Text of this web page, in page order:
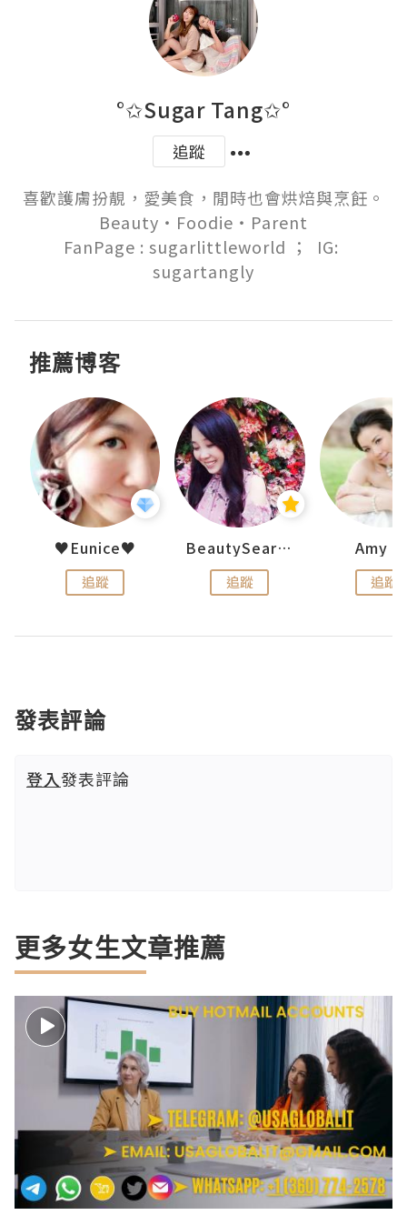
°✩Sugar Tang✩°
追蹤
喜歡護膚扮靚，愛美食，閒時也會烘焙與烹飪。
Beauty‧Foodie‧Parent
FanPage : sugarlittleworld ；  IG:
sugartangly
推薦博客
♥Eunice♥
追蹤
BeautySearch
追蹤
Amy
追蹤
發表評論
登入發表評論
更多女生文章推薦